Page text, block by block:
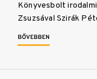
Könyvesbolt
Zsuzsával Szirák
BŐVEBBEN